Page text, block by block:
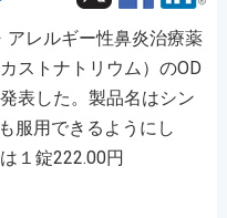
アレルギー性鼻炎治療薬
ストナトリウム）のOD
表した。製品名はシン
服用できるようにし
１錠222.00円